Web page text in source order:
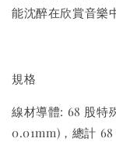
能沈醉在欣賞音樂
規格
線材導體: 68 股特
0.01mm)，總計